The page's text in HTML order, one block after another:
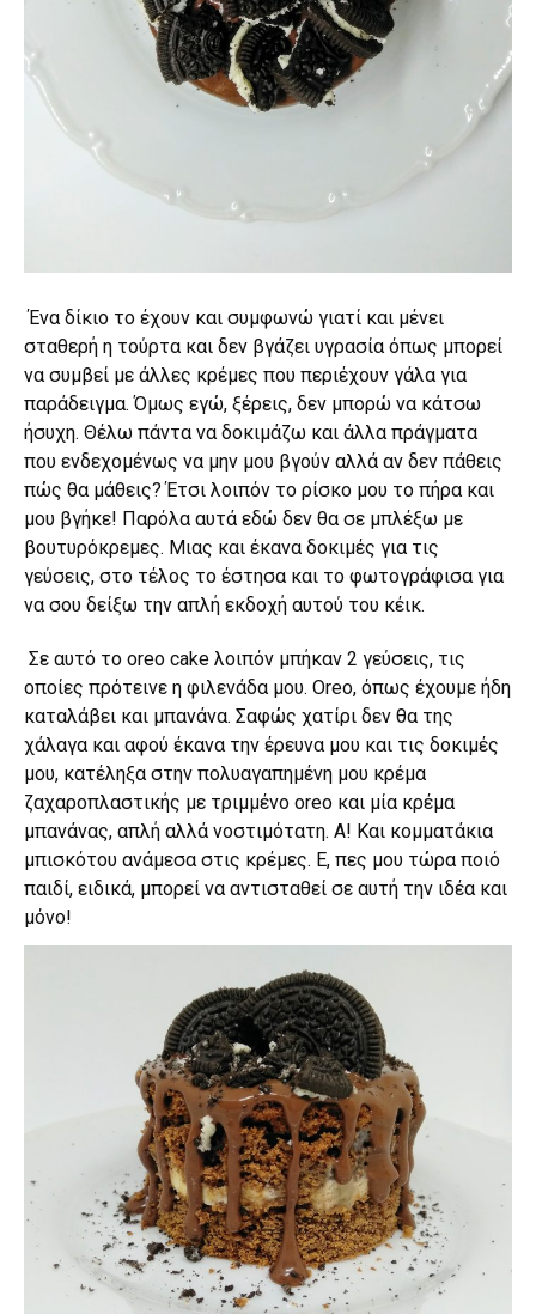
Ένα δίκιο το έχουν και συμφωνώ γιατί και μένει
σταθερή η τούρτα και δεν βγάζει υγρασία όπως μπορεί
να συμβεί με άλλες κρέμες που περιέχουν γάλα για
παράδειγμα. Όμως εγώ, ξέρεις, δεν μπορώ να κάτσω
ήσυχη. Θέλω πάντα να δοκιμάζω και άλλα πράγματα
που ενδεχομένως να μην μου βγούν αλλά αν δεν πάθεις
πώς θα μάθεις? Έτσι λοιπόν το ρίσκο μου το πήρα και
μου βγήκε! Παρόλα αυτά εδώ δεν θα σε μπλέξω με
βουτυρόκρεμες. Μιας και έκανα δοκιμές για τις
γεύσεις, στο τέλος το έστησα και το φωτογράφισα για
να σου δείξω την απλή εκδοχή αυτού του κέικ.
Σε αυτό το oreo cake λοιπόν μπήκαν 2 γεύσεις, τις
οποίες πρότεινε η φιλενάδα μου. Oreo, όπως έχουμε ήδη
καταλάβει και μπανάνα. Σαφώς χατίρι δεν θα της
χάλαγα και αφού έκανα την έρευνα μου και τις δοκιμές
μου, κατέληξα στην πολυαγαπημένη μου κρέμα
ζαχαροπλαστικής με τριμμένο oreo και μία κρέμα
μπανάνας, απλή αλλά νοστιμότατη. Α! Και κομματάκια
μπισκότου ανάμεσα στις κρέμες. Ε, πες μου τώρα ποιό
παιδί, ειδικά, μπορεί να αντισταθεί σε αυτή την ιδέα και
μόνο!